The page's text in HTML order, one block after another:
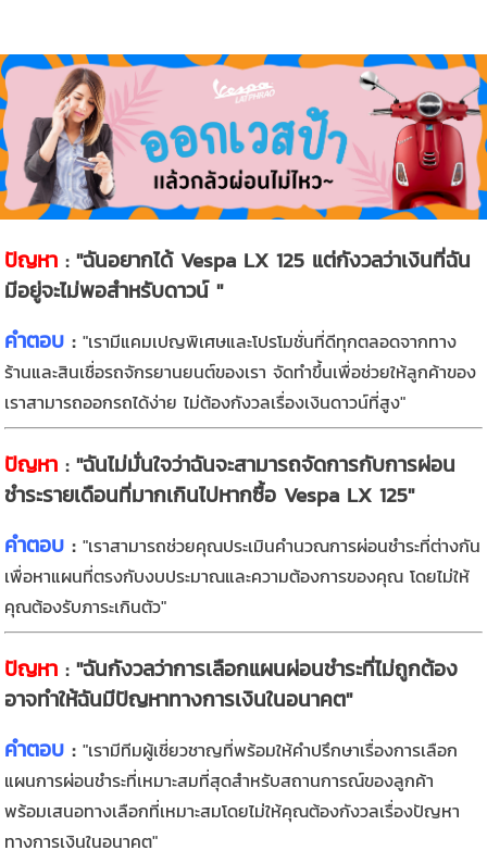
ปัญหา : "ฉันอยากได้Vespa LX125 แต่กังวลว่าเงินที่ฉัน
มีอยู่จะไม่พอสำหรับดาวน์️"
คำตอบ : "เรามีแคมเปญพิเศษและโปรโมชั่นที่ดีทุกตลอดจากทาง
ร้านและสินเชื่อรถจักรยานยนต์ของเรา จัดทำขึ้นเพื่อช่วยให้ลูกค้าของ
เราสามารถออกรถได้ง่าย ไม่ต้องกังวลเรื่องเงินดาวน์ที่สูง"
ปัญหา : "ฉันไม่มั่นใจว่าฉันจะสามารถจัดการกับการผ่อน
ชำระรายเดือนที่มากเกินไปหากซื้อ Vespa LX 125"
คำตอบ :"เราสามารถช่วยคุณประเมินคำนวณการผ่อนชำระที่ต่างกัน
เพื่อหาแผนที่ตรงกับงบประมาณและความต้องการของคุณ โดยไม่ให้
คุณต้องรับภาระเกินตัว"
ปัญหา : "ฉันกังวลว่าการเลือกแผนผ่อนชำระที่ไม่ถูกต้อง
อาจทำให้ฉันมีปัญหาทางการเงินในอนาคต"
คำตอบ :"เรามีทีมผู้เชี่ยวชาญที่พร้อมให้คำปรึกษาเรื่องการเลือก
แผนการผ่อนชำระที่เหมาะสมที่สุดสำหรับสถานการณ์ของลูกค้า
พร้อมเสนอทางเลือกที่เหมาะสมโดยไม่ให้คุณต้องกังวลเรื่องปัญหา
ทางการเงินในอนาคต"